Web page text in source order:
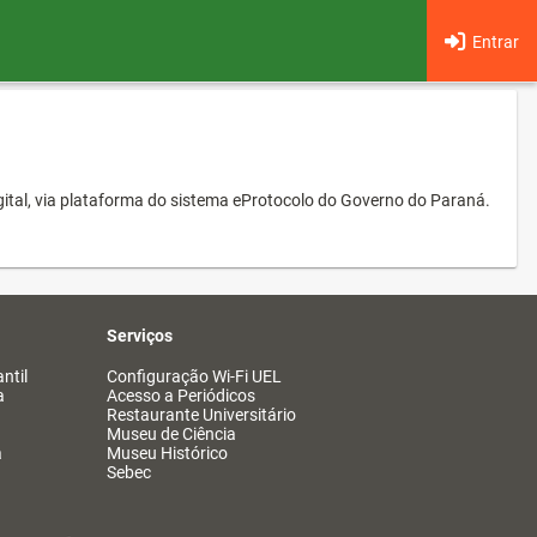
Entrar
via plataforma do sistema eProtocolo do Governo do Paraná.
Serviços
Configuração Wi-Fi UEL
Acesso a Periódicos
Restaurante Universitário
Museu de Ciência
Museu Histórico
Sebec